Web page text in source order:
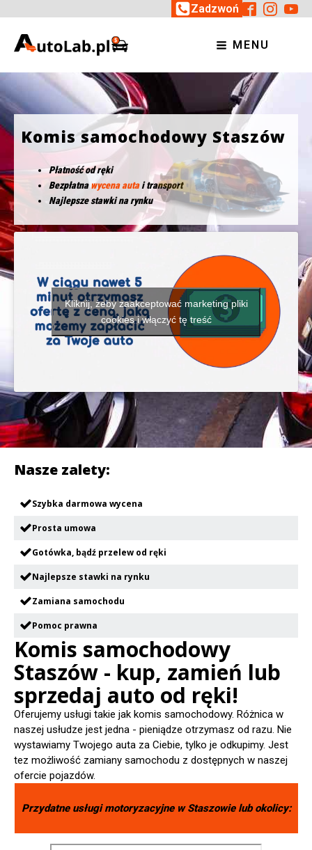
Zadzwoń
MENU
Komis samochodowy Staszów
Płatność od ręki
Bezpłatnawycena autai transport
Najlepsze stawki na rynku
Kliknij, żeby zaakceptować marketing pliki
cookies i włączyć tę treść
Nasze zalety:
Szybka darmowa wycena
Prosta umowa
Gotówka, bądź przelew od ręki
Najlepsze stawki na rynku
Zamiana samochodu
Pomoc prawna
Komis samochodowy
Staszów - kup, zamień lub
sprzedaj auto od ręki!
Oferujemy usługi takie jak komis samochodowy. Różnica w
naszej usłudze jest jedna - pieniądze otrzymasz od razu. Nie
wystawiamy Twojego auta za Ciebie, tylko je odkupimy. Jest
tez możliwość zamiany samochodu z dostępnych w naszej
ofercie pojazdów.
Przydatne usługi motoryzacyjne wStaszowielub okolicy: